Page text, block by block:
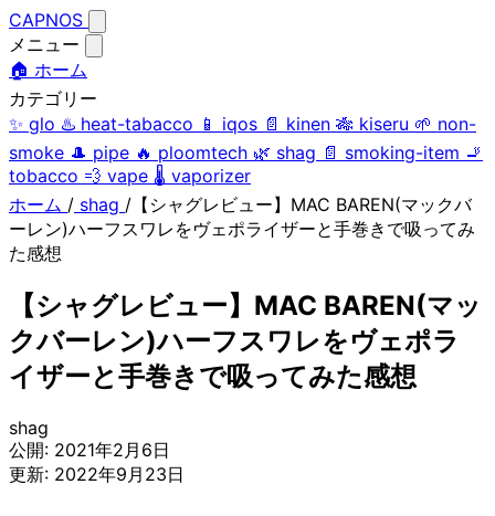
CAPNOS
メニュー
🏠 ホーム
カテゴリー
✨ glo ♨️ heat-tabacco 📱 iqos 📄 kinen 🎋 kiseru 🌱 non-
smoke 🎩 pipe 🔥 ploomtech 🌿 shag 📄 smoking-item 🚬
tobacco 💨 vape 🌡️ vaporizer
ホーム / shag / 【シャグレビュー】MAC BAREN(マックバ
ーレン)ハーフスワレをヴェポライザーと手巻きで吸ってみ
た感想
【シャグレビュー】MAC BAREN(マッ
クバーレン)ハーフスワレをヴェポラ
イザーと手巻きで吸ってみた感想
shag
公開: 2021年2月6日
更新: 2022年9月23日